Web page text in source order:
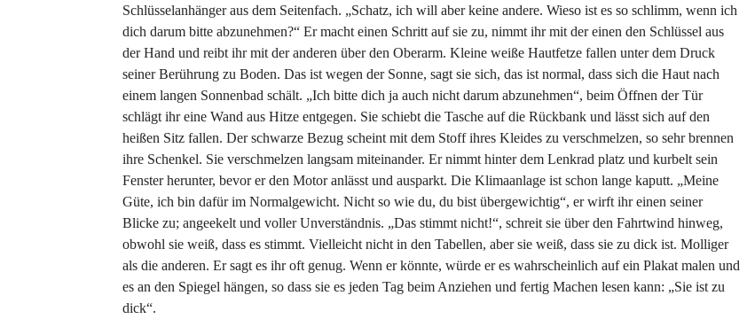
Schlüsselanhänger aus dem Seitenfach. „Schatz, ich will aber keine andere. Wieso ist es so schlimm, wenn ich
dich darum bitte abzunehmen?“ Er macht einen Schritt auf sie zu, nimmt ihr mit der einen den Schlüssel aus
der Hand und reibt ihr mit der anderen über den Oberarm. Kleine weiße Hautfetze fallen unter dem Druck
seiner Berührung zu Boden. Das ist wegen der Sonne, sagt sie sich, das ist normal, dass sich die Haut nach
einem langen Sonnenbad schält. „Ich bitte dich ja auch nicht darum abzunehmen“, beim Öffnen der Tür
schlägt ihr eine Wand aus Hitze entgegen. Sie schiebt die Tasche auf die Rückbank und lässt sich auf den
heißen Sitz fallen. Der schwarze Bezug scheint mit dem Stoff ihres Kleides zu verschmelzen, so sehr brennen
ihre Schenkel. Sie verschmelzen langsam miteinander. Er nimmt hinter dem Lenkrad platz und kurbelt sein
Fenster herunter, bevor er den Motor anlässt und ausparkt. Die Klimaanlage ist schon lange kaputt. „Meine
Güte, ich bin dafür im Normalgewicht. Nicht so wie du, du bist übergewichtig“, er wirft ihr einen seiner
Blicke zu; angeekelt und voller Unverständnis. „Das stimmt nicht!“, schreit sie über den Fahrtwind hinweg,
obwohl sie weiß, dass es stimmt. Vielleicht nicht in den Tabellen, aber sie weiß, dass sie zu dick ist. Molliger
als die anderen. Er sagt es ihr oft genug. Wenn er könnte, würde er es wahrscheinlich auf ein Plakat malen und
es an den Spiegel hängen, so dass sie es jeden Tag beim Anziehen und fertig Machen lesen kann: „Sie ist zu
dick“.